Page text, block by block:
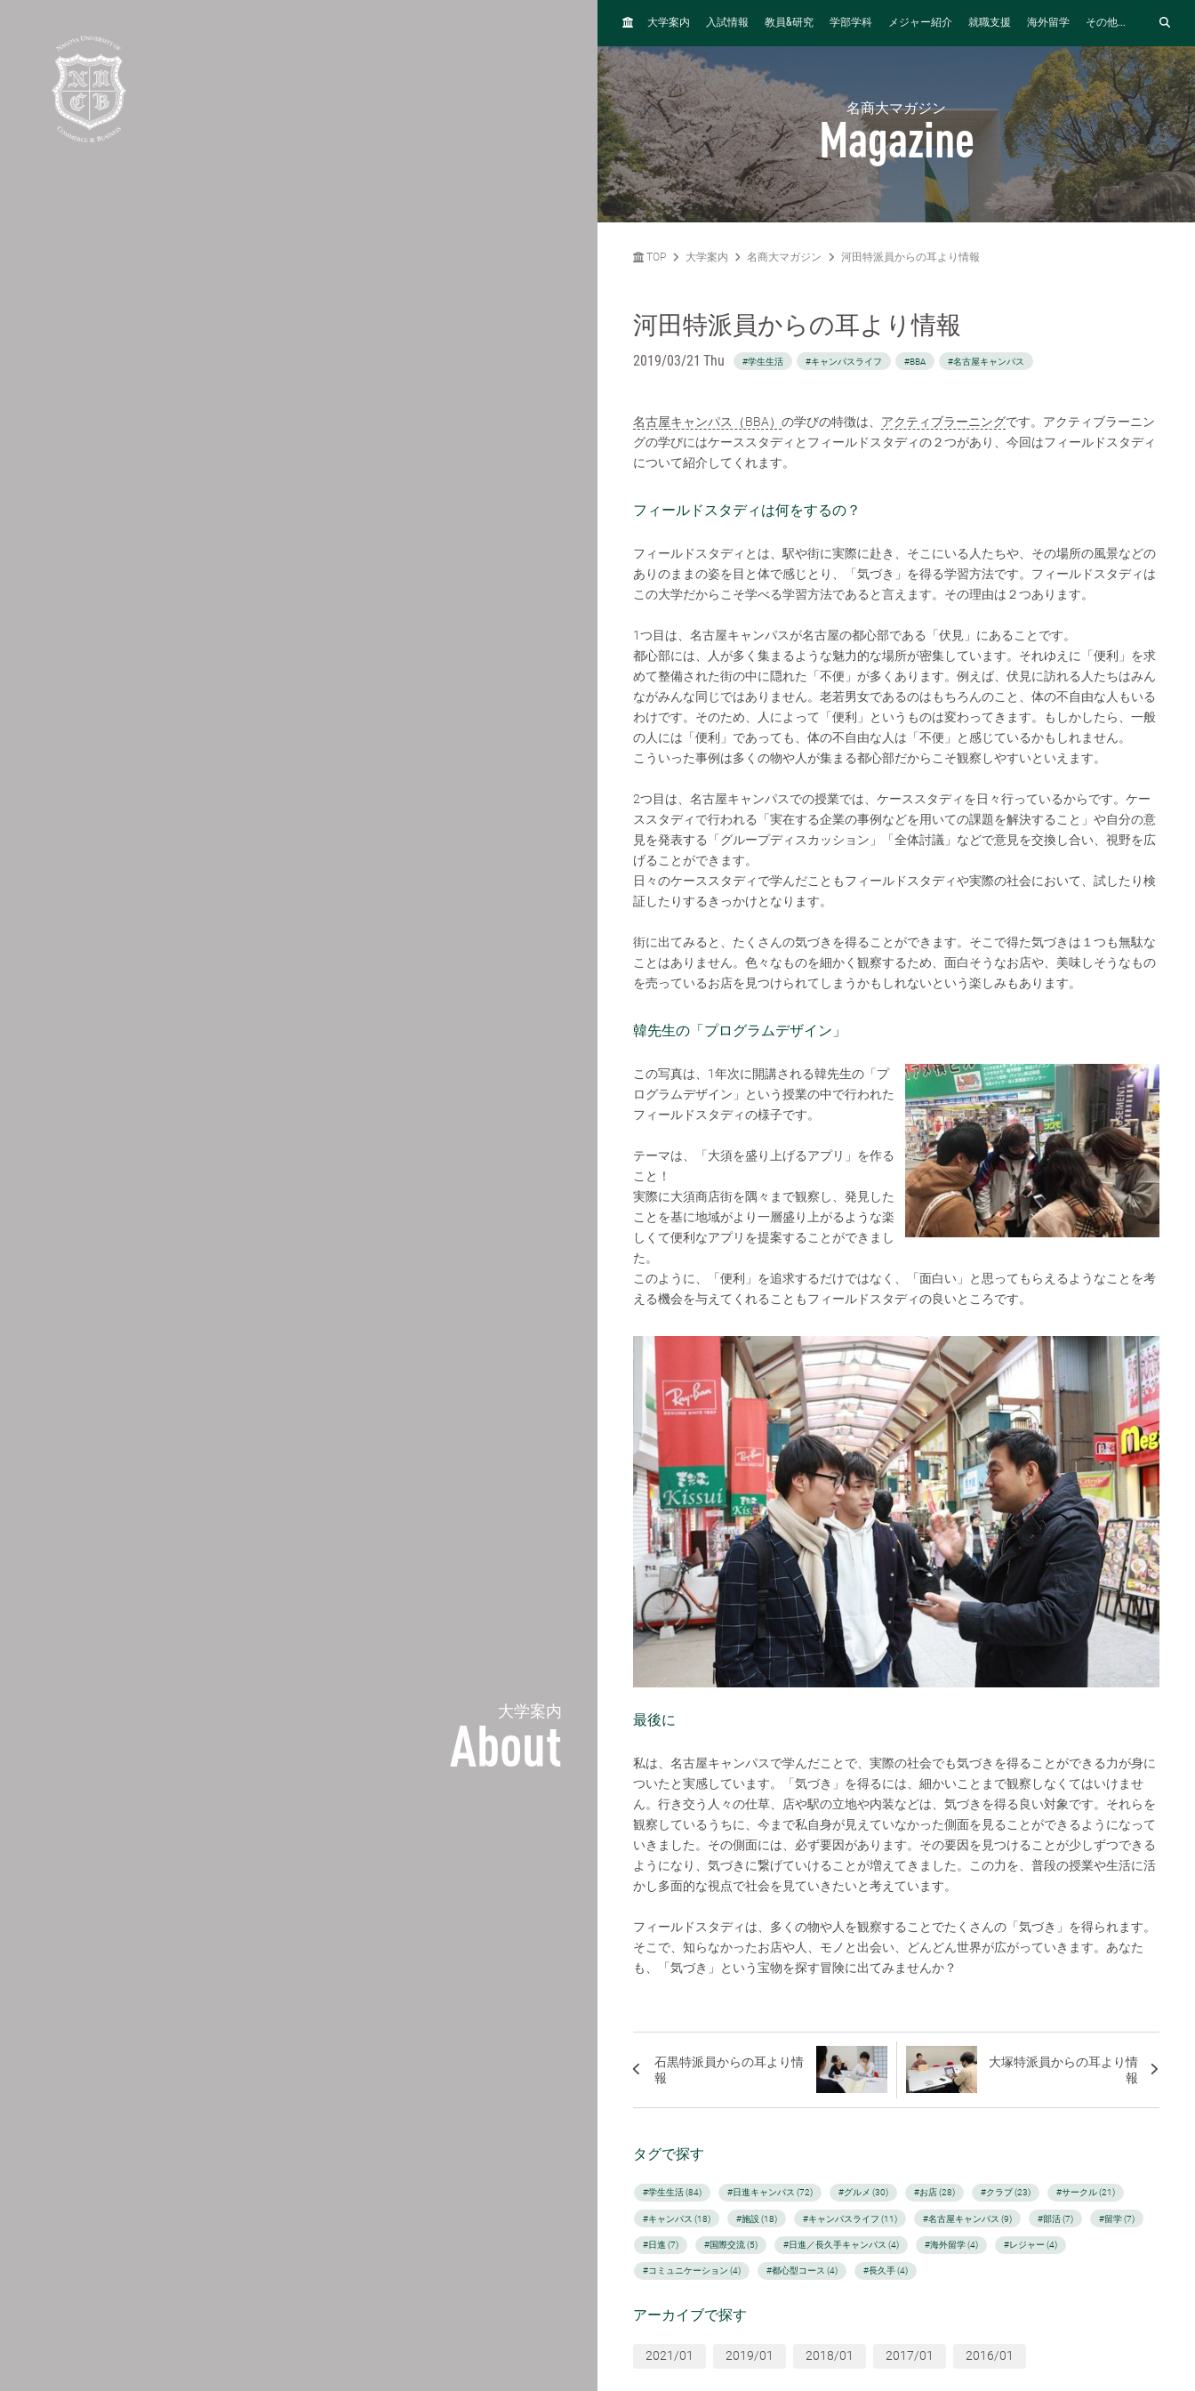
大学案内
About
H
M
E
大学案内 入試情報 教員&研究 学部学科 メジャー紹介 就職支援 海外留学 その他...
名商大マガジン
Magazine
TOP 大学案内 名商大マガジン 河田特派員からの耳より情報
河田特派員からの耳より情報
2019/03/21 Thu #学生生活 #キャンパスライフ #BBA #名古屋キャンパス
名古屋キャンパス（BBA） の学びの特徴は、 アクティブラーニングです。アクティブラーニン
グの学びにはケーススタディとフィールドスタディの２つがあり、今回はフィールドスタディ
について紹介してくれます。
フィールドスタディは何をするの？
フィールドスタディとは、駅や街に実際に赴き、そこにいる人たちや、その場所の風景などの
ありのままの姿を目と体で感じとり、「気づき」を得る学習方法です。フィールドスタディは
この大学だからこそ学べる学習方法であると言えます。その理由は２つあります。
1つ目は、名古屋キャンパスが名古屋の都心部である「伏見」にあることです。
都心部には、人が多く集まるような魅力的な場所が密集しています。それゆえに「便利」を求
めて整備された街の中に隠れた「不便」が多くあります。例えば、伏見に訪れる人たちはみん
ながみんな同じではありません。老若男女であるのはもちろんのこと、体の不自由な人もいる
わけです。そのため、人によって「便利」というものは変わってきます。もしかしたら、一般
の人には「便利」であっても、体の不自由な人は「不便」と感じているかもしれません。
こういった事例は多くの物や人が集まる都心部だからこそ観察しやすいといえます。
2つ目は、名古屋キャンパスでの授業では、ケーススタディを日々行っているからです。ケー
ススタディで行われる「実在する企業の事例などを用いての課題を解決すること」や自分の意
見を発表する「グループディスカッション」「全体討議」などで意見を交換し合い、視野を広
げることができます。
日々のケーススタディで学んだこともフィールドスタディや実際の社会において、試したり検
証したりするきっかけとなります。
街に出てみると、たくさんの気づきを得ることができます。そこで得た気づきは１つも無駄な
ことはありません。色々なものを細かく観察するため、面白そうなお店や、美味しそうなもの
を売っているお店を見つけられてしまうかもしれないという楽しみもあります。
韓先生の「プログラムデザイン」
この写真は、1年次に開講される韓先生の「プ
ログラムデザイン」という授業の中で行われた
フィールドスタディの様子です。
テーマは、「大須を盛り上げるアプリ」を作る
こと！
実際に大須商店街を隅々まで観察し、発見した
ことを基に地域がより一層盛り上がるような楽
しくて便利なアプリを提案することができまし
た。
このように、「便利」を追求するだけではなく、「面白い」と思ってもらえるようなことを考
える機会を与えてくれることもフィールドスタディの良いところです。
最後に
私は、名古屋キャンパスで学んだことで、実際の社会でも気づきを得ることができる力が身に
ついたと実感しています。「気づき」を得るには、細かいことまで観察しなくてはいけませ
ん。行き交う人々の仕草、店や駅の立地や内装などは、気づきを得る良い対象です。それらを
観察しているうちに、今まで私自身が見えていなかった側面を見ることができるようになって
いきました。その側面には、必ず要因があります。その要因を見つけることが少しずつできる
ようになり、気づきに繋げていけることが増えてきました。この力を、普段の授業や生活に活
かし多面的な視点で社会を見ていきたいと考えています。
フィールドスタディは、多くの物や人を観察することでたくさんの「気づき」を得られます。
そこで、知らなかったお店や人、モノと出会い、どんどん世界が広がっていきます。あなた
も、「気づき」という宝物を探す冒険に出てみませんか？
石黒特派員からの耳より情
報
大塚特派員からの耳より情
報
タグで探す
#学生生活 (84) #日進キャンパス (72) #グルメ (30) #お店 (28) #クラブ (23) #サークル (21)
#キャンパス (18) #施設 (18) #キャンパスライフ (11) #名古屋キャンパス (9) #部活 (7) #留学 (7)
#日進 (7) #国際交流 (5) #日進／長久手キャンパス (4) #海外留学 (4) #レジャー (4)
#コミュニケーション (4) #都心型コース (4) #長久手 (4)
アーカイブで探す
2021/01 2019/01 2018/01 2017/01 2016/01